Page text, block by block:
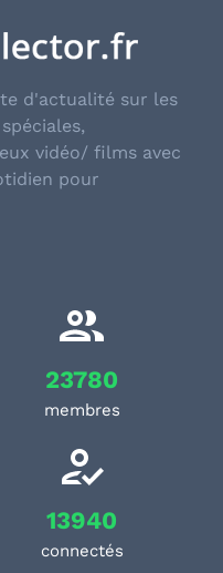
d'actualité sur les
vidéo/ films avec
pour
23780
membres
13940
connectés